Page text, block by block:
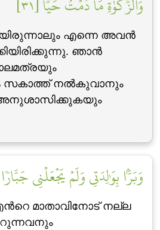
എന്നെ അവന്‍
ഞാന്‍
സകാത്ത് നല്‍കുവാനും
وَبَرَّۢا بِوَٰلِدَتِي وَلَمۡ يَجۡعَلۡنِي جَبَّارٗا
മാതാവിനോട് നല്ല